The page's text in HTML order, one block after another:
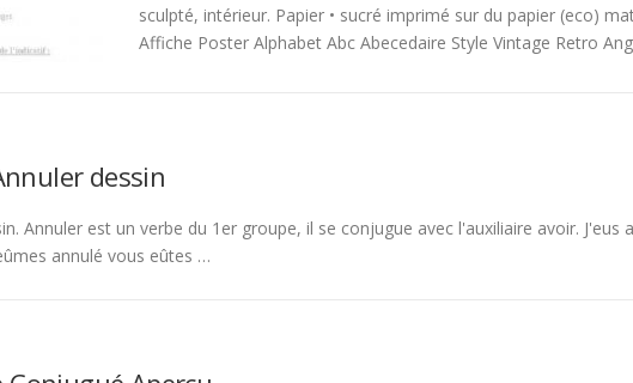
sculpté, intérieur. Papier • sucré imprimé sur du papier (eco)
Affiche Poster Alphabet Abc Abecedaire Style Vintage Retro
dessin
Annuler est un verbe du 1er groupe, il se conjugue avec l'auxiliaire avoir. J'eus
annulé vous eûtes …